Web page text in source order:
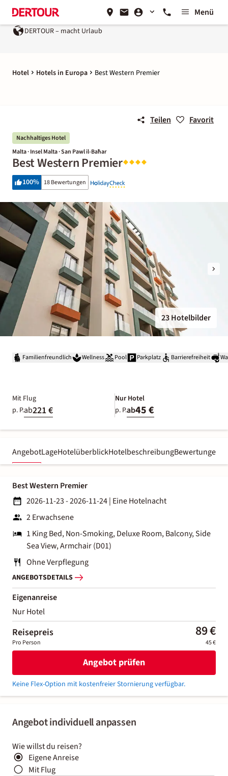
Menü
DERTOUR – macht Urlaub
Hotel Hotels in Europa Best Western Premier
Teilen Favorit
Nachhaltiges Hotel
Malta · Insel Malta · San Pawl il-Baħar
Best Western Premier
100% 18 Bewertungen
23 Hotelbilder
Familienfreundlich Wellness Pool Parkplatz Barrierefreiheit
Mit Flug
p. P.ab221 €
Nur Hotel
p. P.ab45 €
AngebotLageHotelüberblickHotelbeschreibungBewertungen
Angebot individuell anpassen
Wie willst du reisen?
Eigene Anreise
Mit Flug
Best Western Premier
2026-11-23 - 2026-11-24| Eine Hotelnacht
2 Erwachsene
1 King Bed, Non-Smoking, Deluxe Room, Balcony, Side
Sea View, Armchair (D01)
Ohne Verpflegung
ANGEBOTSDETAILS
Eigenanreise
Nur Hotel
Reisepreis 89 €
Pro Person 45 €
Angebot prüfen
Keine Flex-Option mit kostenfreier Stornierung verfügbar.